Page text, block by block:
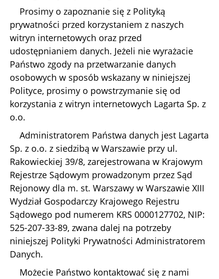
Prosimy o zapoznanie się z Polityką
prywatności przed korzystaniem z naszych
witryn internetowych oraz przed
udostępnianiem danych. Jeżeli nie wyrażacie
Państwo zgody na przetwarzanie danych
osobowych w sposób wskazany w niniejszej
Polityce, prosimy o powstrzymanie się od
korzystania z witryn internetowych Lagarta Sp. z
o.o.
Administratorem Państwa danych jest Lagarta
Sp. z o.o. z siedzibą w Warszawie przy ul.
Rakowieckiej 39/8, zarejestrowana w Krajowym
Rejestrze Sądowym prowadzonym przez Sąd
Rejonowy dla m. st. Warszawy w Warszawie XIII
Wydział Gospodarczy Krajowego Rejestru
Sądowego pod numerem KRS 0000127702, NIP:
525-207-33-89, zwana dalej na potrzeby
niniejszej Polityki Prywatności Administratorem
Danych.
Możecie Państwo kontaktować się z nami